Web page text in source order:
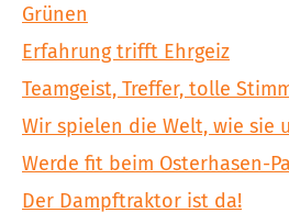
Grünen
Erfahrung trifft Ehrgeiz
Teamgeist, Treffer, tolle
Wir spielen die Welt, wie sie
Werde fit beim Osterhasen-
Der Dampftraktor ist da!